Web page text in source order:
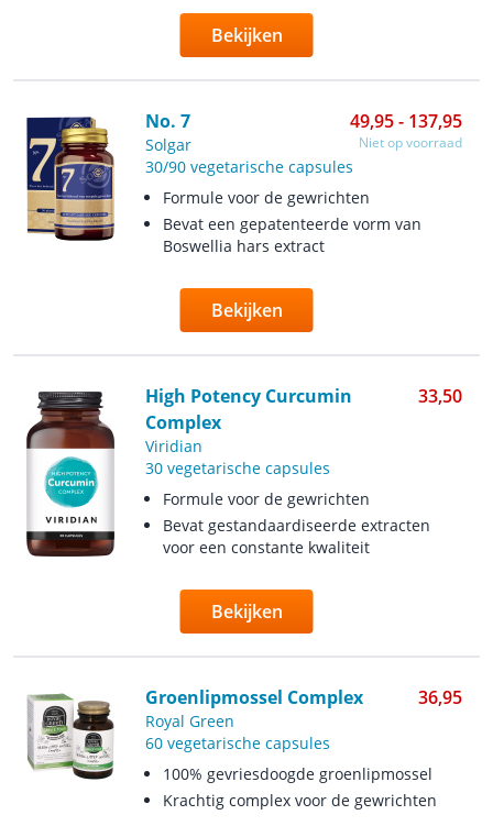
Bekijken
No. 7 49,95 - 137,95
Solgar
30/90 vegetarische capsules
Niet op voorraad
Formule voor de gewrichten
Bevat een gepatenteerde vorm van
Boswellia hars extract
Bekijken
High Potency Curcumin
Complex
33,50
Viridian
30 vegetarische capsules
Formule voor de gewrichten
Bevat gestandaardiseerde extracten
voor een constante kwaliteit
Bekijken
Groenlipmossel Complex 36,95
Royal Green
60 vegetarische capsules
100% gevriesdoogde groenlipmossel
Krachtig complex voor de gewrichten